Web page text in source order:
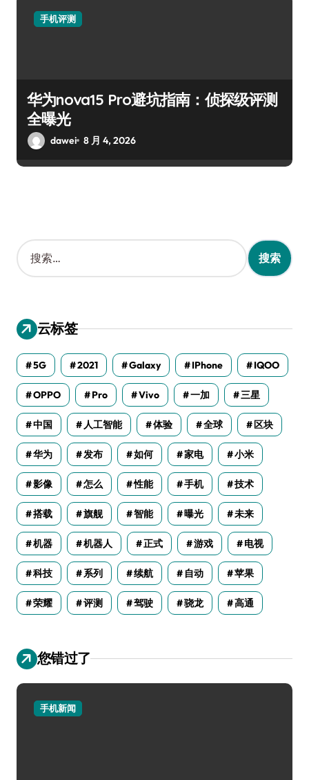
手机评测
华为nova15 Pro避坑指南：侦探级评测
全曝光
dawei 8 月 4, 2026
搜
索
：
云标签
5G 2021 Galaxy IPhone IQOO
OPPO Pro Vivo 一加 三星
中国 人工智能 体验 全球 区块
华为 发布 如何 家电 小米
影像 怎么 性能 手机 技术
搭载 旗舰 智能 曝光 未来
机器 机器人 正式 游戏 电视
科技 系列 续航 自动 苹果
荣耀 评测 驾驶 骁龙 高通
您错过了
手机新闻